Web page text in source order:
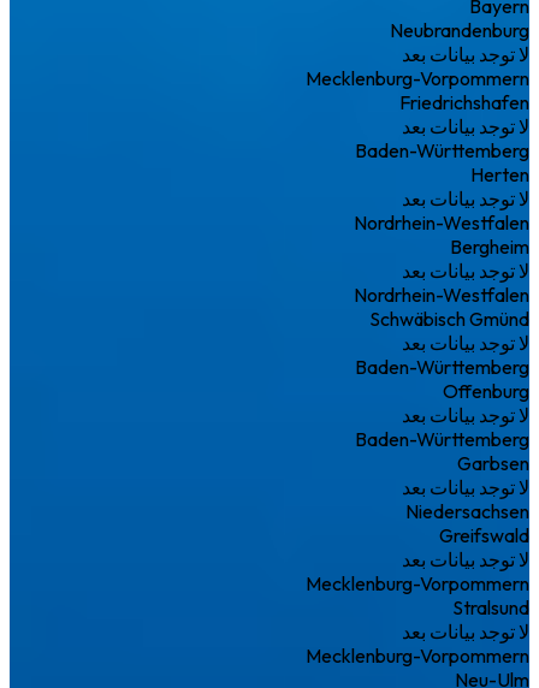
Bayern
Neubrandenburg
لا توجد بيانات بعد
Mecklenburg-Vorpommern
Friedrichshafen
لا توجد بيانات بعد
Baden-Württemberg
Herten
لا توجد بيانات بعد
Nordrhein-Westfalen
Bergheim
لا توجد بيانات بعد
Nordrhein-Westfalen
Schwäbisch Gmünd
لا توجد بيانات بعد
Baden-Württemberg
Offenburg
لا توجد بيانات بعد
Baden-Württemberg
Garbsen
لا توجد بيانات بعد
Niedersachsen
Greifswald
لا توجد بيانات بعد
Mecklenburg-Vorpommern
Stralsund
لا توجد بيانات بعد
Mecklenburg-Vorpommern
Neu-Ulm